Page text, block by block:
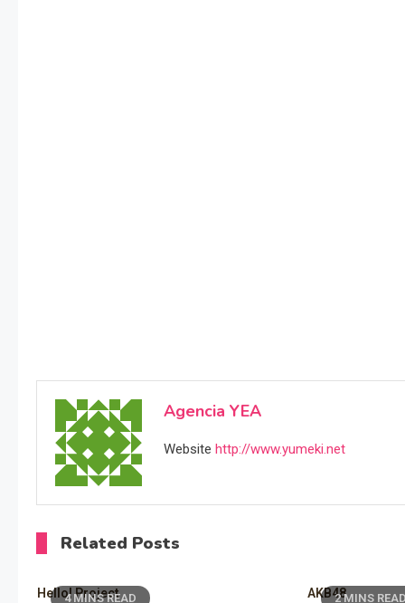
Agencia YEA
Website http://www.yumeki.net
Related Posts
4 MINS READ
Hello! Project 2 MINS READ
AKB48